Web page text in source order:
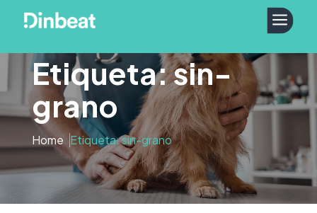
a
Etiqueta: sin-
grano
Home Etiqueta: sin-grano